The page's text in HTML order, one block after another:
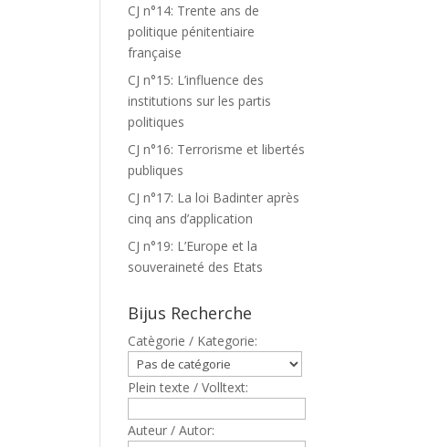
CJ n°14: Trente ans de
politique pénitentiaire
française
CJ n°15: L’influence des
institutions sur les partis
politiques
CJ n°16: Terrorisme et libertés
publiques
CJ n°17: La loi Badinter après
cinq ans d’application
CJ n°19: L’Europe et la
souveraineté des Etats
Bijus Recherche
Catègorie / Kategorie:
Plein texte / Volltext:
Auteur / Autor: